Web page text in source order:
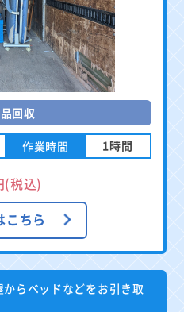
回収
作業時間 1時間
(税込)
こちら
らベッドなどをお引き取